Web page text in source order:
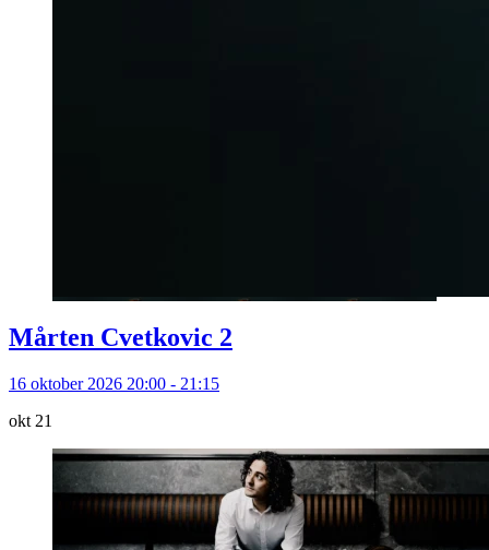
Mårten Cvetkovic 2
16 oktober 2026 20:00 - 21:15
okt 21